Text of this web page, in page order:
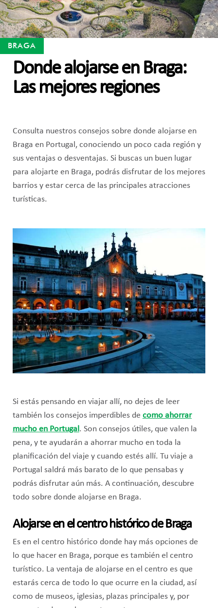
BRAGA
Donde alojarse en Braga:
Las mejores regiones
Consulta nuestros consejos sobre donde alojarse en
Braga en Portugal, conociendo un poco cada región y
sus ventajas o desventajas. Si buscas un buen lugar
para alojarte en Braga, podrás disfrutar de los mejores
barrios y estar cerca de las principales atracciones
turísticas.
Si estás pensando en viajar allí, no dejes de leer
también los consejos imperdibles de como ahorrar
mucho en Portugal. Son consejos útiles, que valen la
pena, y te ayudarán a ahorrar mucho en toda la
planificación del viaje y cuando estés allí. Tu viaje a
Portugal saldrá más barato de lo que pensabas y
podrás disfrutar aún más. A continuación, descubre
todo sobre donde alojarse en Braga.
Alojarse en el centro histórico de Braga
Es en el centro histórico donde hay más opciones de
lo que hacer en Braga, porque es también el centro
turístico. La ventaja de alojarse en el centro es que
estarás cerca de todo lo que ocurre en la ciudad, así
como de museos, iglesias, plazas principales y, por